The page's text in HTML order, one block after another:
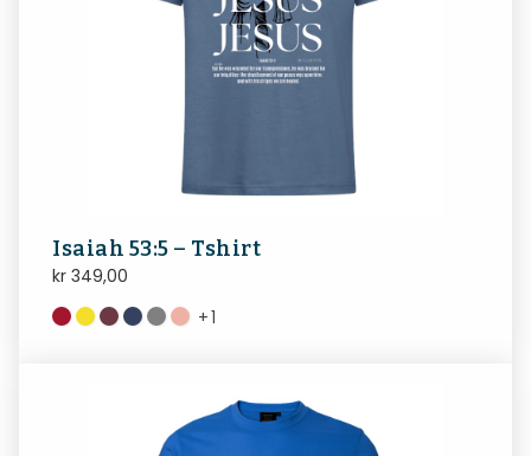
Isaiah 53:5 – Tshirt
kr 349,00
+1